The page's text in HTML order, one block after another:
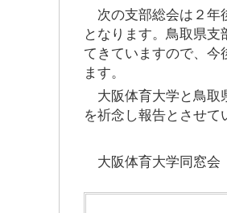
次の支部総会は２年
となります。鳥取県
てきていますので、今
ます。
大阪体育大学と鳥取
を祈念し報告とさせ
大阪体育大学同